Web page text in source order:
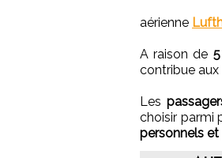
aérienne
A raison de
contribue aux
Les
choisir parmi
personnels